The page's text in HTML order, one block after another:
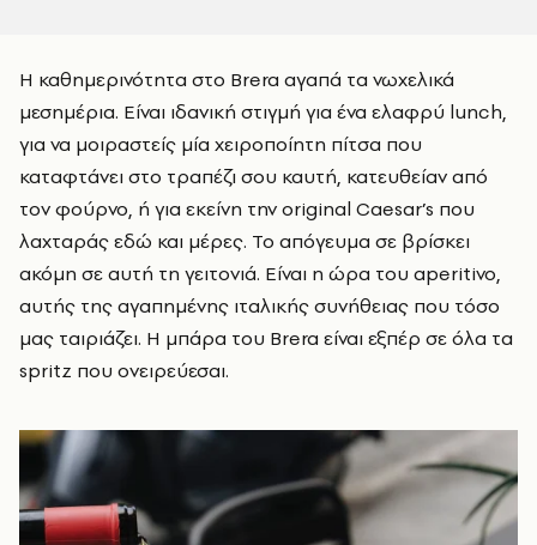
Η καθημερινότητα στο Brera αγαπά τα νωχελικά
μεσημέρια. Είναι ιδανική στιγμή για ένα ελαφρύ lunch,
για να μοιραστείς μία χειροποίητη πίτσα που
καταφτάνει στο τραπέζι σου καυτή, κατευθείαν από
τον φούρνο, ή για εκείνη την original Caesar’s που
λαχταράς εδώ και μέρες. Το απόγευμα σε βρίσκει
ακόμη σε αυτή τη γειτονιά. Είναι η ώρα του aperitivo,
αυτής της αγαπημένης ιταλικής συνήθειας που τόσο
μας ταιριάζει. Η μπάρα του Brera είναι εξπέρ σε όλα τα
spritz που ονειρεύεσαι.